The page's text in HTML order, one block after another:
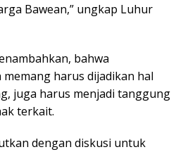
Bawean,” ungkap Luhur
bahwa
harus dijadikan hal
juga harus menjadi tanggung
terkait.
dengan diskusi untuk